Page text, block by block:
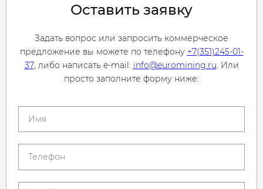
Оставить заявку
Задать вопрос или запросить коммерческое
предложение вы можете по телефону +7(351)245-01-
37, либо написать e-mail: info@euromining.ru. Или
просто заполните форму ниже: